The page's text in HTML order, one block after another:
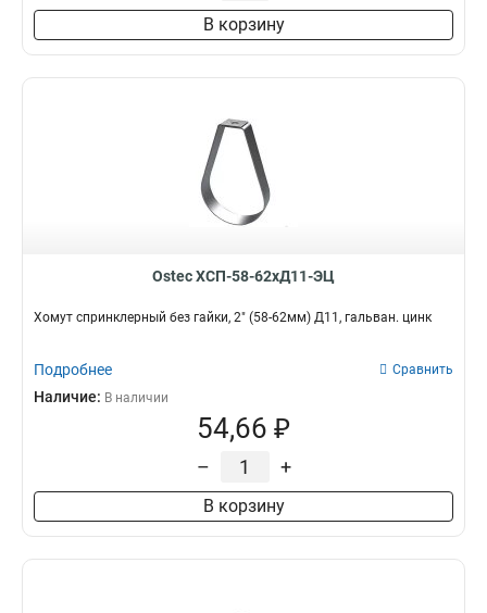
В корзину
Ostec ХСП-58-62хД11-ЭЦ
Хомут спринклерный без гайки, 2" (58-62мм) Д11, гальван. цинк
Подробнее Сравнить
Наличие: В наличии
54,66 ₽
– +
В корзину